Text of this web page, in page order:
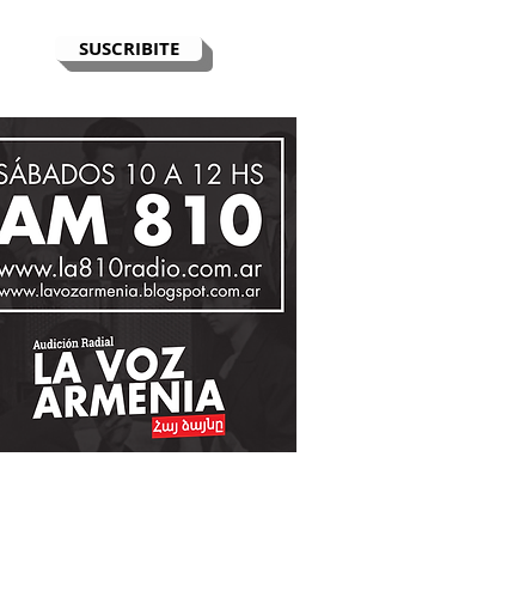
SUSCRIBITE